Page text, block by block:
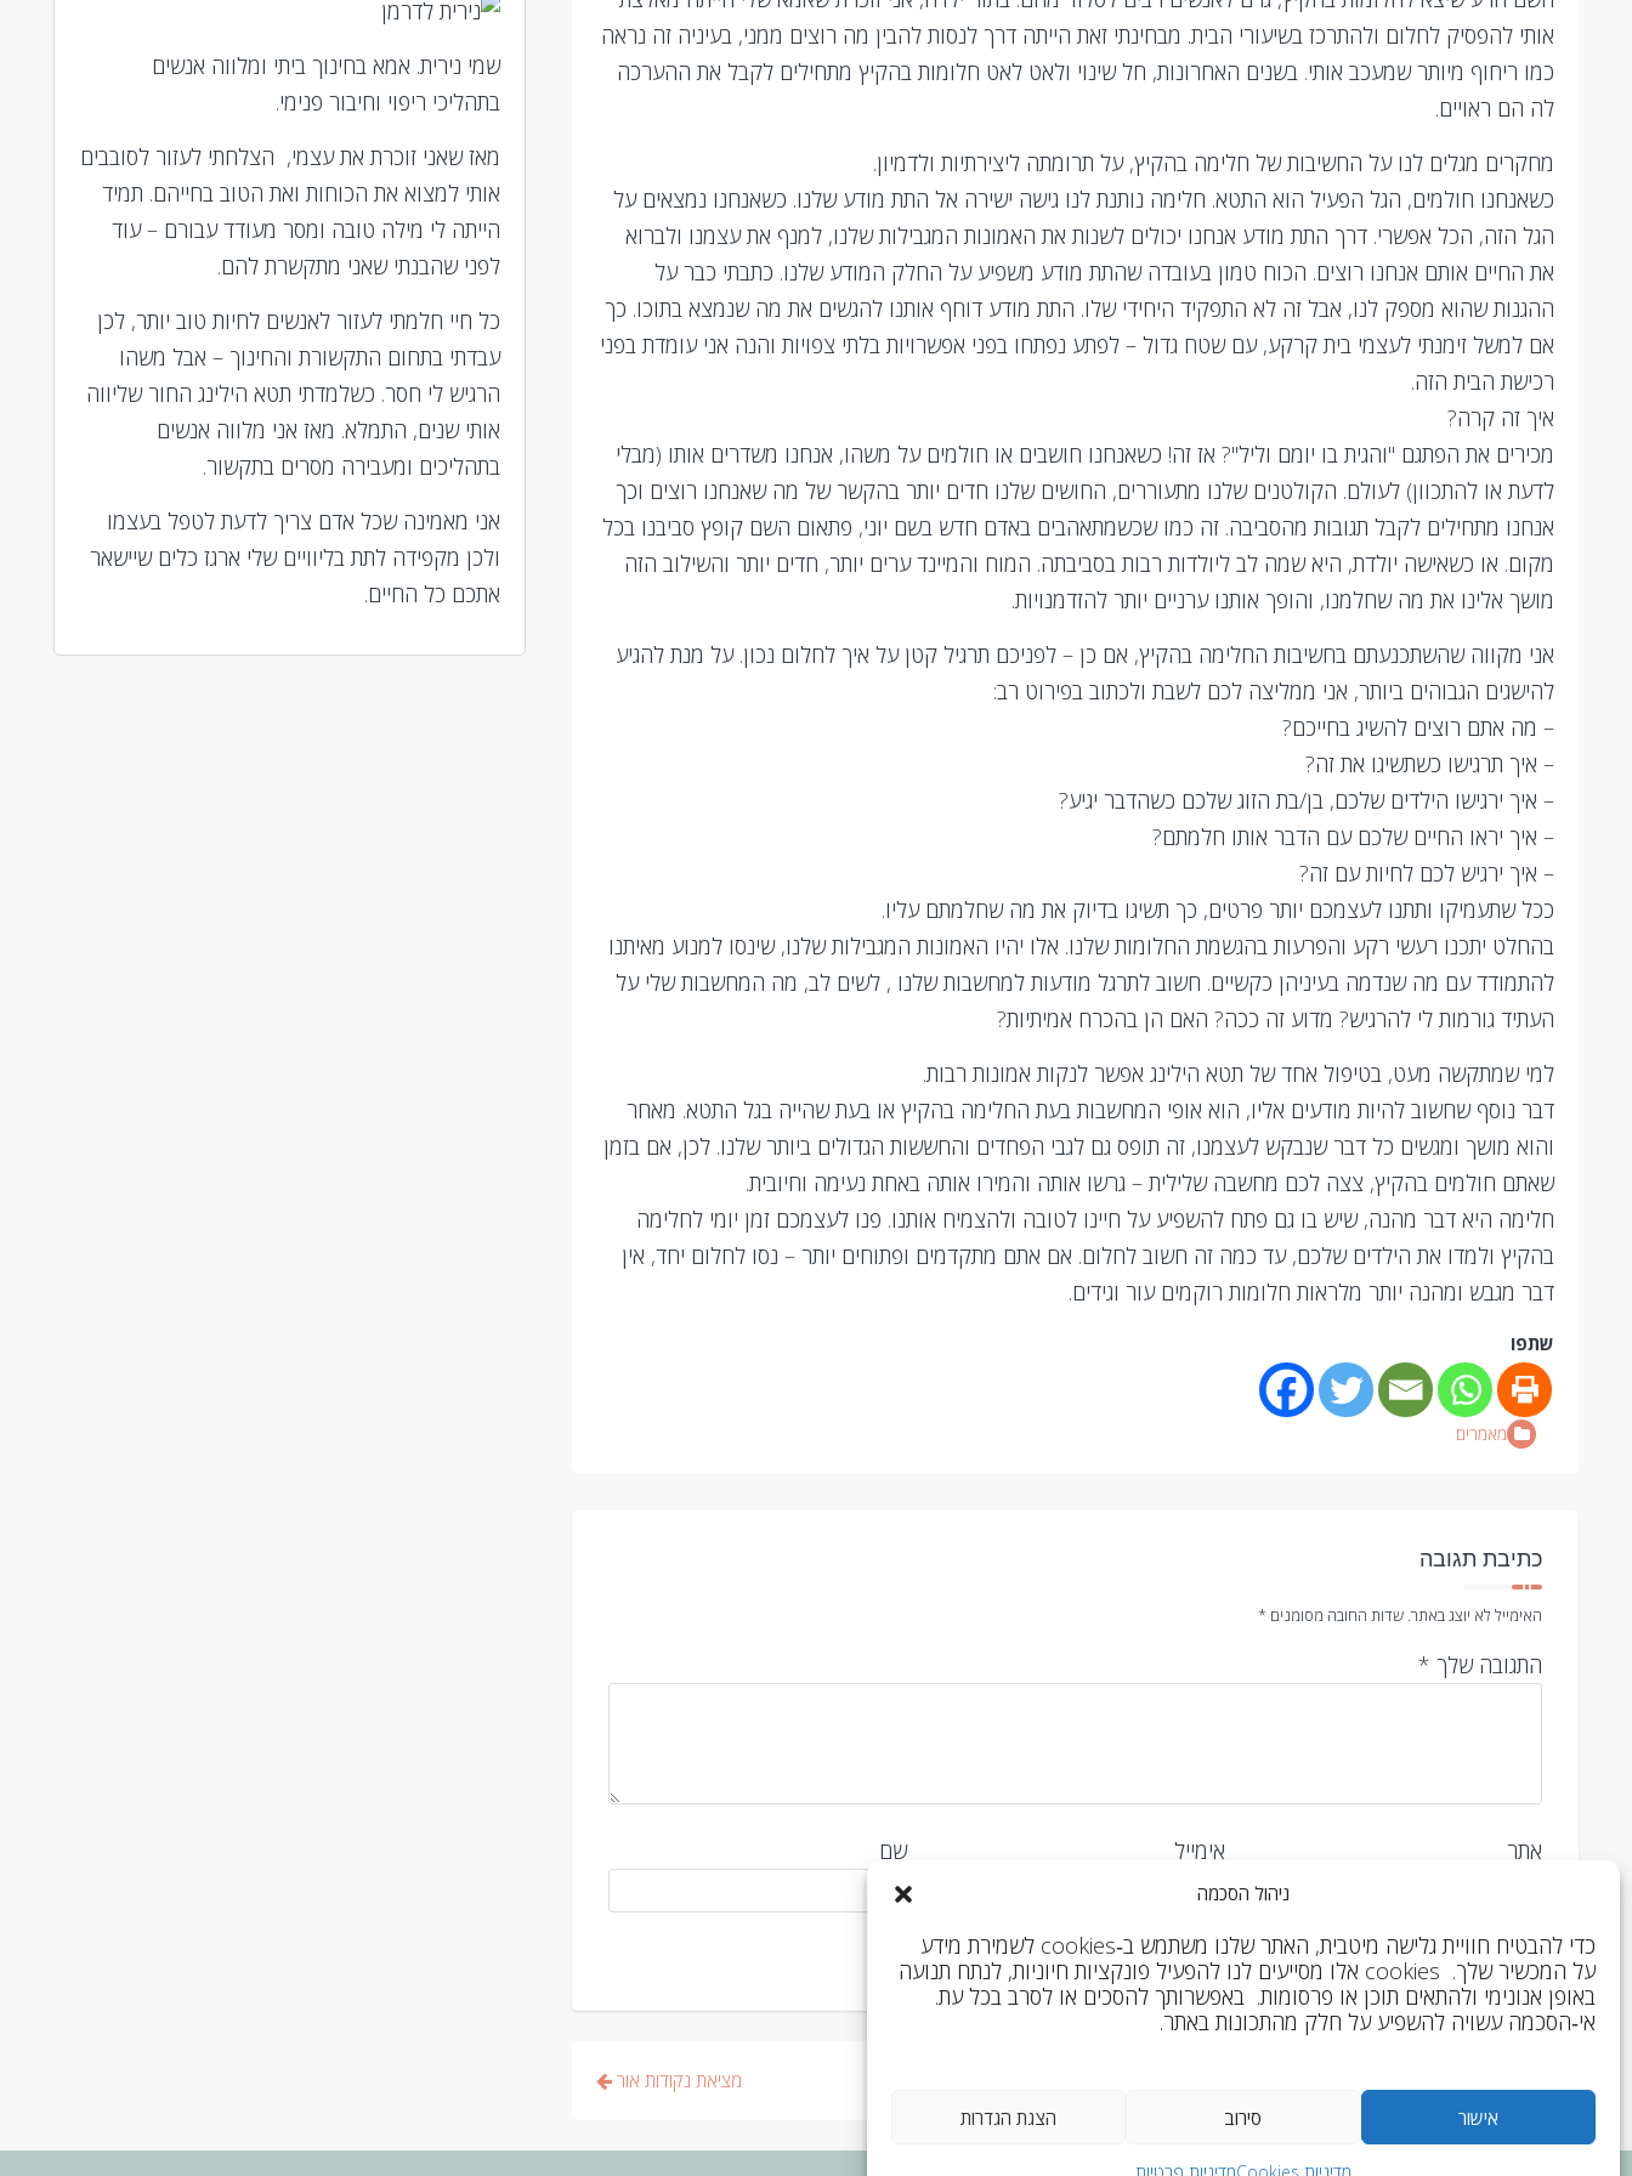
ניהול הסכמה
כדי להבטיח חוויית גלישה מיטבית, האתר שלנו משתמש ב‑cookies לשמירת מידע
על המכשיר שלך. cookies אלו מסייעים לנו להפעיל פונקציות חיוניות, לנתח תנועה
באופן אנונימי ולהתאים תוכן או פרסומות. באפשרותך להסכים או לסרב בכל עת.
אי‑הסכמה עשויה להשפיע על חלק מהתכונות באתר.
אישור סירוב הצגת הגדרות
אותי להפסיק לחלום ולהתרכז בשיעורי הבית. מבחינתי זאת הייתה דרך לנסות להבין מה רוצים ממני, בעיניה זה נראה
כמו ריחוף מיותר שמעכב אותי. בשנים האחרונות, חל שינוי ולאט לאט חלומות בהקיץ מתחילים לקבל את ההערכה
לה הם ראויים.
מחקרים מגלים לנו על החשיבות של חלימה בהקיץ, על תרומתה ליצירתיות ולדמיון.
כשאנחנו חולמים, הגל הפעיל הוא התטא. חלימה נותנת לנו גישה ישירה אל התת מודע שלנו. כשאנחנו נמצאים על
הגל הזה, הכל אפשרי. דרך התת מודע אנחנו יכולים לשנות את האמונות המגבילות שלנו, למנף את עצמנו ולברוא
את החיים אותם אנחנו רוצים. הכוח טמון בעובדה שהתת מודע משפיע על החלק המודע שלנו. כתבתי כבר על
ההגנות שהוא מספק לנו, אבל זה לא התפקיד היחידי שלו. התת מודע דוחף אותנו להגשים את מה שנמצא בתוכו. כך
אם למשל זימנתי לעצמי בית קרקע, עם שטח גדול – לפתע נפתחו בפני אפשרויות בלתי צפויות והנה אני עומדת בפני
רכישת הבית הזה.
איך זה קרה?
מכירים את הפתגם "והגית בו יומם וליל"? אז זה! כשאנחנו חושבים או חולמים על משהו, אנחנו משדרים אותו (מבלי
לדעת או להתכוון) לעולם. הקולטנים שלנו מתעוררים, החושים שלנו חדים יותר בהקשר של מה שאנחנו רוצים וכך
אנחנו מתחילים לקבל תגובות מהסביבה. זה כמו שכשמתאהבים באדם חדש בשם יוני, פתאום השם קופץ סביבנו בכל
מקום. או כשאישה יולדת, היא שמה לב ליולדות רבות בסביבתה. המוח והמיינד ערים יותר, חדים יותר והשילוב הזה
מושך אלינו את מה שחלמנו, והופך אותנו ערניים יותר להזדמנויות.
אני מקווה שהשתכנעתם בחשיבות החלימה בהקיץ, אם כן – לפניכם תרגיל קטן על איך לחלום נכון. על מנת להגיע
להישגים הגבוהים ביותר, אני ממליצה לכם לשבת ולכתוב בפירוט רב:
– מה אתם רוצים להשיג בחייכם?
– איך תרגישו כשתשיגו את זה?
– איך ירגישו הילדים שלכם, בן/בת הזוג שלכם כשהדבר יגיע?
– איך יראו החיים שלכם עם הדבר אותו חלמתם?
– איך ירגיש לכם לחיות עם זה?
ככל שתעמיקו ותתנו לעצמכם יותר פרטים, כך תשיגו בדיוק את מה שחלמתם עליו.
בהחלט יתכנו רעשי רקע והפרעות בהגשמת החלומות שלנו. אלו יהיו האמונות המגבילות שלנו, שינסו למנוע מאיתנו
להתמודד עם מה שנדמה בעיניהן כקשיים. חשוב לתרגל מודעות למחשבות שלנו , לשים לב, מה המחשבות שלי על
העתיד גורמות לי להרגיש? מדוע זה ככה? האם הן בהכרח אמיתיות?
למי שמתקשה מעט, בטיפול אחד של תטא הילינג אפשר לנקות אמונות רבות.
דבר נוסף שחשוב להיות מודעים אליו, הוא אופי המחשבות בעת החלימה בהקיץ או בעת שהייה בגל התטא. מאחר
והוא מושך ומגשים כל דבר שנבקש לעצמנו, זה תופס גם לגבי הפחדים והחששות הגדולים ביותר שלנו. לכן, אם בזמן
שאתם חולמים בהקיץ, צצה לכם מחשבה שלילית – גרשו אותה והמירו אותה באחת נעימה וחיובית.
חלימה היא דבר מהנה, שיש בו גם פתח להשפיע על חיינו לטובה ולהצמיח אותנו. פנו לעצמכם זמן יומי לחלימה
בהקיץ ולמדו את הילדים שלכם, עד כמה זה חשוב לחלום. אם אתם מתקדמים ופתוחים יותר – נסו לחלום יחד, אין
דבר מגבש ומהנה יותר מלראות חלומות רוקמים עור וגידים.
שתפו
מאמרים
כתיבת תגובה
האימייל לא יוצג באתר. שדות החובה מסומנים *
התגובה שלך *
שם אימייל אתר
ניווט מציאת נקודות אור
שמי נירית. אמא בחינוך ביתי ומלווה אנשים
בתהליכי ריפוי וחיבור פנימי.
מאז שאני זוכרת את עצמי, הצלחתי לעזור לסובבים
אותי למצוא את הכוחות ואת הטוב בחייהם. תמיד
הייתה לי מילה טובה ומסר מעודד עבורם – עוד
לפני שהבנתי שאני מתקשרת להם.
כל חיי חלמתי לעזור לאנשים לחיות טוב יותר, לכן
עבדתי בתחום התקשורת והחינוך – אבל משהו
הרגיש לי חסר. כשלמדתי תטא הילינג החור שליווה
אותי שנים, התמלא. מאז אני מלווה אנשים
בתהליכים ומעבירה מסרים בתקשור.
אני מאמינה שכל אדם צריך לדעת לטפל בעצמו
ולכן מקפידה לתת בליוויים שלי ארגז כלים שיישאר
אתכם כל החיים.